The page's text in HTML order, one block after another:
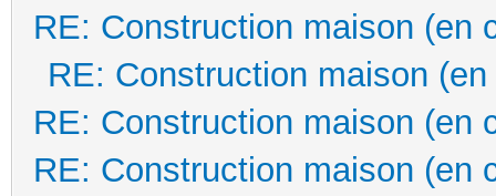
RE: Construction maison (en
RE: Construction maison
RE: Construction maison (en
RE: Construction maison (en